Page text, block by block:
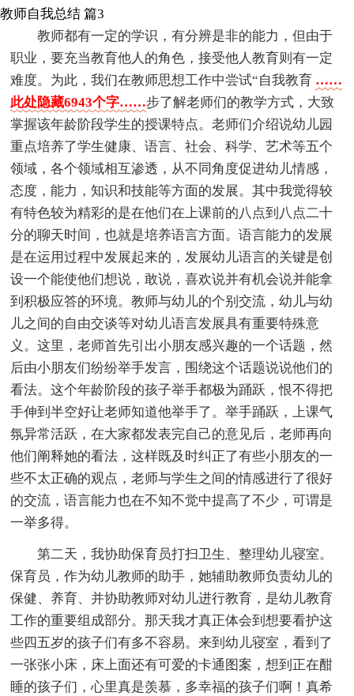
教师自我总结 篇3
教师都有一定的学识，有分辨是非的能力，但由于
职业，要充当教育他人的角色，接受他人教育则有一定
难度。为此，我们在教师思想工作中尝试“自我教育 ……
此处隐藏6943个字……步了解老师们的教学方式，大致
掌握该年龄阶段学生的授课特点。老师们介绍说幼儿园
重点培养了学生健康、语言、社会、科学、艺术等五个
领域，各个领域相互渗透，从不同角度促进幼儿情感，
态度，能力，知识和技能等方面的发展。其中我觉得较
有特色较为精彩的是在他们在上课前的八点到八点二十
分的聊天时间，也就是培养语言方面。语言能力的发展
是在运用过程中发展起来的，发展幼儿语言的关键是创
设一个能使他们想说，敢说，喜欢说并有机会说并能拿
到积极应答的环境。教师与幼儿的个别交流，幼儿与幼
儿之间的自由交谈等对幼儿语言发展具有重要特殊意
义。这里，老师首先引出小朋友感兴趣的一个话题，然
后由小朋友们纷纷举手发言，围绕这个话题说说他们的
看法。这个年龄阶段的孩子举手都极为踊跃，恨不得把
手伸到半空好让老师知道他举手了。举手踊跃，上课气
氛异常活跃，在大家都发表完自己的意见后，老师再向
他们阐释她的看法，这样既及时纠正了有些小朋友的一
些不太正确的观点，老师与学生之间的情感进行了很好
的交流，语言能力也在不知不觉中提高了不少，可谓是
一举多得。
第二天，我协助保育员打扫卫生、整理幼儿寝室。
保育员，作为幼儿教师的助手，她辅助教师负责幼儿的
保健、养育、并协助教师对幼儿进行教育，是幼儿教育
工作的重要组成部分。那天我才真正体会到想要看护这
些四五岁的孩子们有多不容易。来到幼儿寝室，看到了
一张张小床，床上面还有可爱的卡通图案，想到正在酣
睡的孩子们，心里真是羡慕，多幸福的孩子们啊！真希